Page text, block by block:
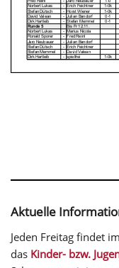
Aktuelle
Jeden Freitag findet
das Kinder- bzw.